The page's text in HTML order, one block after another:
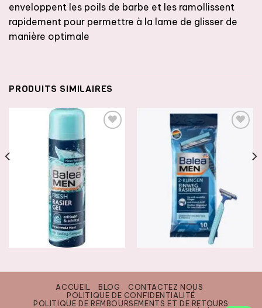
enveloppent les poils de barbe et les ramollissent
rapidement pour permettre à la lame de glisser de
manière optimale
PRODUITS SIMILAIRES
AJOUTER
À LA
LISTE DE
SOUHAITS
AJOUTER AU PANIER
AJOUTER
À LA
LISTE DE
SOUHAITS
AJOUTER AU PANIER
ACCUEIL BLOG
CONTACTEZ NOUS
POLITIQUE DE CONFIDENTIALITÉ
POLITIQUE DE REMBOURSEMENTS ET DE RETOURS